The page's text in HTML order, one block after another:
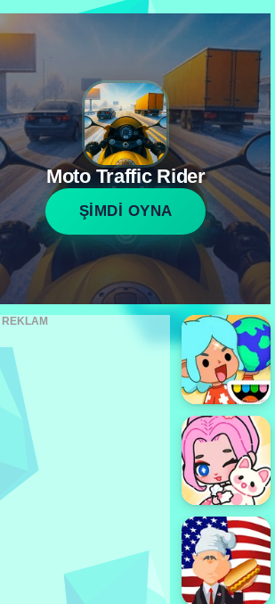
Moto Traffic Rider
ŞİMDİ OYNA
REKLAM